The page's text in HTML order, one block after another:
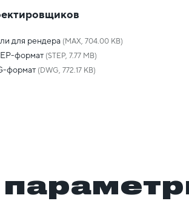
для рендера(MAX, 704.00 KB)
формат(STEP, 7.77 MB)
формат(DWG, 772.17 KB)